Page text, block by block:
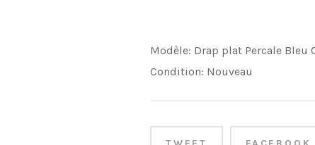
Modèle: Drap plat Percale Bleu
Condition: Nouveau